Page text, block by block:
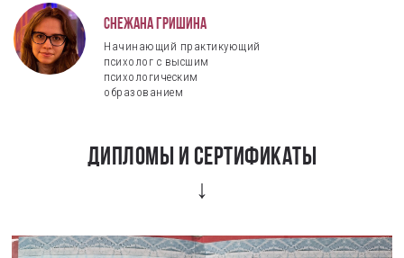
Снежана Гришина
Начинающий практикующий
психолог с высшим
психологическим
образованием
Дипломы и сертификаты
↓